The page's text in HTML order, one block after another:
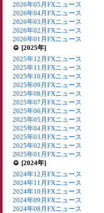
2026年05月FXニュース
2026年04月FXニュース
2026年03月FXニュース
2026年02月FXニュース
2026年01月FXニュース
[2025年]
2025年12月FXニュース
2025年11月FXニュース
2025年10月FXニュース
2025年09月FXニュース
2025年08月FXニュース
2025年07月FXニュース
2025年06月FXニュース
2025年05月FXニュース
2025年04月FXニュース
2025年03月FXニュース
2025年02月FXニュース
2025年01月FXニュース
[2024年]
2024年12月FXニュース
2024年11月FXニュース
2024年10月FXニュース
2024年09月FXニュース
2024年08月FXニュース